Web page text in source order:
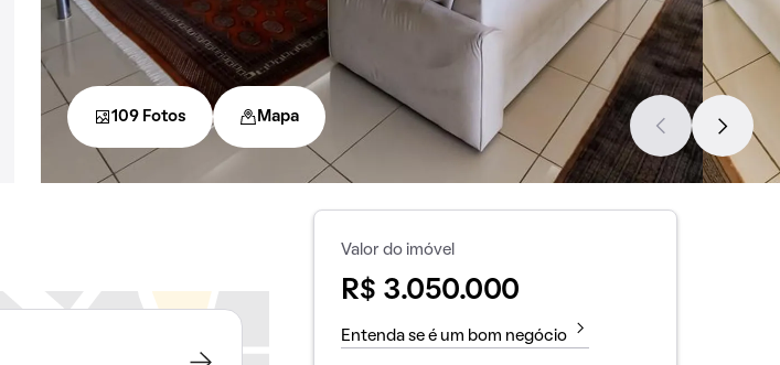
109 Fotos Mapa
Valor do imóvel
R$ 3.050.000
Entenda se é um bom negócio